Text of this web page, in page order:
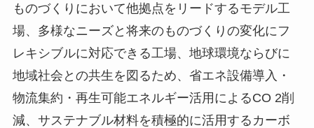
ものづくりにおいて他拠点をリードするモデル工
場、多様なニーズと将来のものづくりの変化にフ
レキシブルに対応できる工場、地球環境ならびに
地域社会との共生を図るため、省エネ設備導入・
物流集約・再生可能エネルギー活用によるCO 2削
減、サステナブル材料を積極的に活用するカーボ